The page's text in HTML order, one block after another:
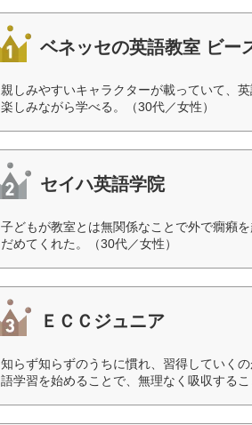
ベネッセの英語教室 ビー
親しみやすいキャラクターが載っていて、
楽しみながら学べる。（30代／女性）
セイハ英語学院
子どもが教室とは無関係なことで外で癇癪
だめてくれた。（30代／女性）
ＥＣＣジュニア
知らず知らずのうちに慣れ、習得していく
語学習を始めることで、無理なく吸収する